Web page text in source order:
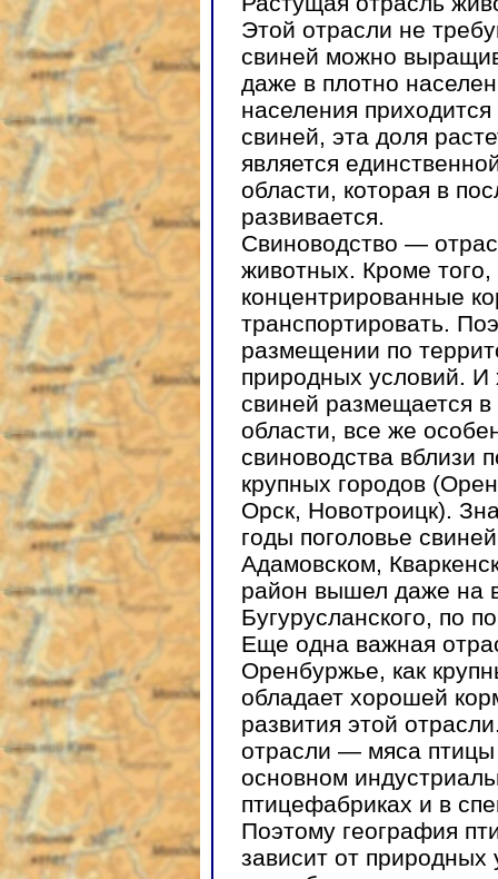
Этой отрасли не
свиней можно
даже в плотно
населения
свиней, эта доля
является
области, которая в
развивается.
Свиноводство —
животных. Кроме
концентрированные
транспортировать.
размещении по
природных условий. И
свиней размещается
области, все же
свиноводства вблизи
крупных городов
Орск, Новотроицк).
годы поголовье
Адамовском,
район вышел даже на
Бугурусланского, по
Еще одна важная
Оренбуржье, как
обладает хорошей
развития этой
отрасли — мяса
основном
птицефабриках и в
Поэтому география
зависит от природных